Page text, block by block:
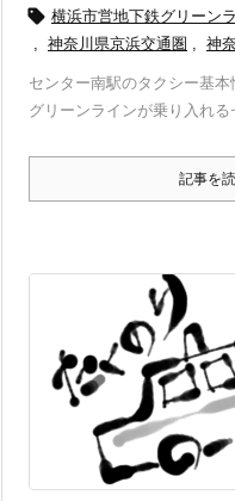
 横浜市営地下鉄グリーン
, 神奈川県京浜交通圏 , 神
センター南駅のタクシー基
グリーンラインが乗り入れる
記事を